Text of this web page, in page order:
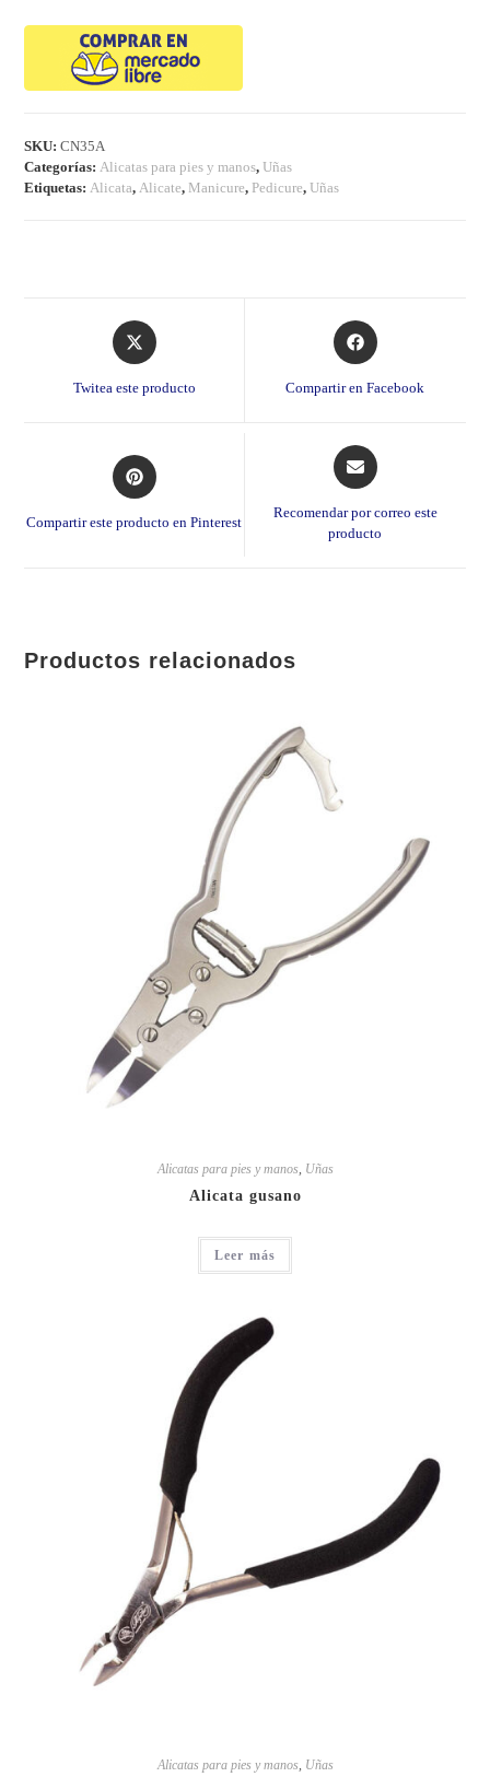
SKU:CN35A
Categorías: Alicatas para pies y manos,Uñas
Etiquetas: Alicata, Alicate, Manicure, Pedicure,Uñas
Opens
in
Twitea este producto
Opens
in
Compartir en Facebook
Opens
in
new
Compartir este producto en Pinterest
Opens
in
new
Recomendar por correo este
producto
Productos relacionados
Alicatas para pies y manos, Uñas
Alicata gusano
Leer más
Alicatas para pies y manos, Uñas